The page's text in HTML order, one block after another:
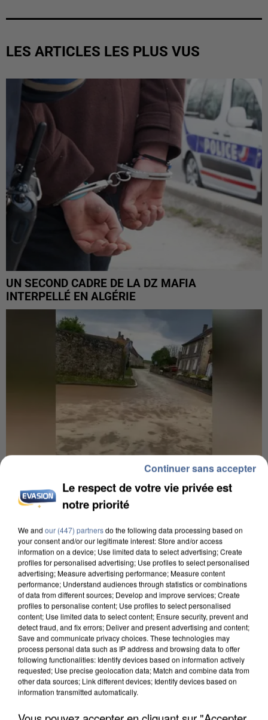
LES ARTICLES LES PLUS VUS
UN SECOND CADRE DE LA DZ MAFIA
INTERPELLÉ EN ALGÉRIE
UNE TOURISTE DE L’OISE EMPORTÉE PAR UNE
COULÉE DE BOUE EN HAUTE-SAVOIE
Le respect de votre vie privée est
notre priorité
We and our (447) partnersdo the following data processing based on
your consent and/or our legitimate interest: Store and/or access
information on a device; Use limited data to select advertising; Create
profiles for personalised advertising; Use profiles to select personalised
advertising; Measure advertising performance; Measure content
performance; Understand audiences through statistics or combinations
of data from different sources; Develop and improve services; Create
profiles to personalise content; Use profiles to select personalised
content; Use limited data to select content; Ensure security, prevent and
detect fraud, and fix errors; Deliver and present advertising and content;
Save and communicate privacy choices. These technologies may
process personal data such as IP address and browsing data to offer
following functionalities: Identify devices based on information actively
requested; Use precise geolocation data; Match and combine data from
other data sources; Link different devices; Identify devices based on
information transmitted automatically.
Continuer sans accepter